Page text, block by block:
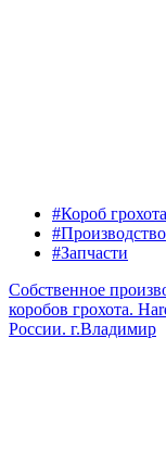
#Короб грохота
#Производство
#Запчасти
Собственное
коробов грохота.
России. г.Владимир